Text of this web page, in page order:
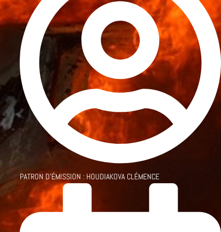
PATRON D'ÉMISSION : HOUDIAKOVA CLÉMENCE